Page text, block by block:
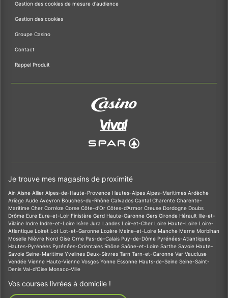
Gestion des cookies de mesure d'audience
Gestion des cookies
Groupe Casino
Contact
Rappel Produit
Je trouve mes magasins de proximité
Ain Aisne Allier Alpes-de-Haute-Provence Hautes-Alpes Alpes-Maritimes Ardèche
Ariège Aude Aveyron Bouches-du-Rhône Calvados Cantal Charente Charente-
Maritime Cher Corrèze Corse Côte-d'Or Côtes-d'Armor Creuse Dordogne Doubs
Drôme Eure Eure-et-Loir Finistère Gard Haute-Garonne Gers Gironde Hérault Ille-et-
Vilaine Indre Indre-et-Loire Isère Jura Landes Loir-et-Cher Loire Haute-Loire Loire-
Atlantique Loiret Lot Lot-et-Garonne Lozère Maine-et-Loire Manche Marne Morbihan
Moselle Nièvre Nord Oise Orne Pas-de-Calais Puy-de-Dôme Pyrénées-Atlantiques
Hautes-Pyrénées Pyrénées-Orientales Rhône Saône-et-Loire Sarthe Savoie Haute-
Savoie Seine-Maritime Yvelines Deux-Sèvres Tarn Tarn-et-Garonne Var Vaucluse
Vendée Vienne Haute-Vienne Vosges Yonne Essonne Hauts-de-Seine Seine-Saint-
Denis Val-d'Oise Monaco-Ville
Vos courses livrées à domicile !